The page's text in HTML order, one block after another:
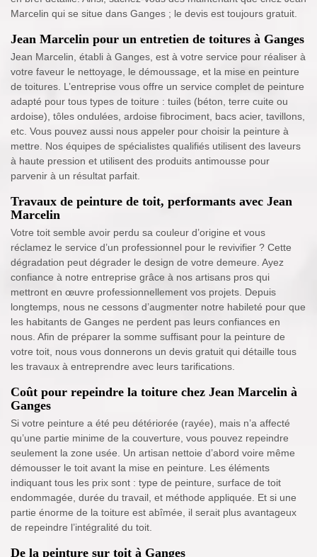
Marcelin qui se situe dans Ganges ; le devis est toujours gratuit.
Jean Marcelin pour un entretien de toitures à Ganges
Jean Marcelin, établi à Ganges, est à votre service pour réaliser à
votre faveur le nettoyage, le démoussage, et la mise en peinture
de toitures. L’entreprise vous offre un service complet de peinture
adapté pour tous types de toiture : tuiles (béton, terre cuite ou
ardoise), tôles ondulées, ardoise fibrociment, bacs acier, tavillons,
etc. Vous pouvez aussi nous appeler pour choisir la peinture à
mettre. Nos équipes de spécialistes qualifiés utilisent des laveurs
à haute pression et utilisent des produits antimousse pour
parvenir à un résultat parfait.
Travaux de peinture de toit, performants avec Jean
Marcelin
Votre toit semble avoir perdu sa couleur d’origine et vous
réclamez le service d’un professionnel pour le revivifier ? Cette
dégradation peut dégrader le design de votre demeure. Ayez
confiance à notre entreprise grâce à nos artisans pros qui
mettront en œuvre professionnellement vos projets. Depuis
longtemps, nous ne cessons d’augmenter notre habileté pour que
les habitants de Ganges ne perdent pas leurs confiances en
nous. Afin de préparer la somme suffisant pour la peinture de
votre toit, nous vous donnerons un devis gratuit qui détaille tous
les travaux à entreprendre avec leurs tarifications.
Coût pour repeindre la toiture chez Jean Marcelin à
Ganges
Si votre peinture a été peu détériorée (rayée), mais n’a affecté
qu’une partie minime de la couverture, vous pouvez repeindre
seulement la zone usée. Un artisan nettoie d’abord voire même
démousser le toit avant la mise en peinture. Les éléments
indiquant tous les prix sont : type de peinture, surface de toit
endommagée, durée du travail, et méthode appliquée. Et si une
partie énorme de la toiture est abîmée, il serait plus avantageux
de repeindre l’intégralité du toit.
De la peinture sur toit à Ganges